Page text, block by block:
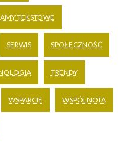
TEKSTOWE
SERWIS SPOŁECZNOŚĆ
TRENDY
WSPARCIE WSPÓLNOTA